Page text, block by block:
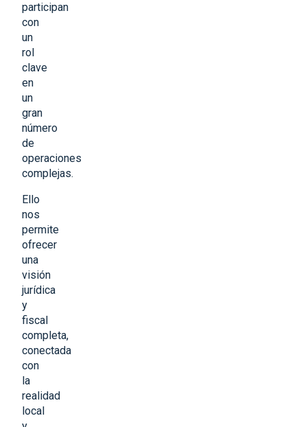
participan
con
un
rol
clave
en
un
gran
número
de
operaciones
complejas.
Ello
nos
permite
ofrecer
una
visión
jurídica
y
fiscal
completa,
conectada
con
la
realidad
local